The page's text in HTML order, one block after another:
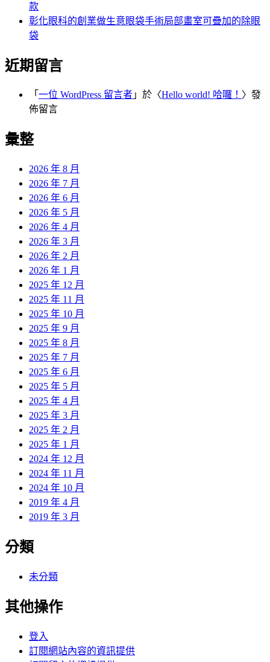
款
彰化眼科的創業做生意眼袋手術局部畫室可疊加的除眼
袋
近期留言
「 一位 WordPress 留言者 」於〈Hello world! 哈囉！ 〉發
佈留言
彙整
2026 年 8 月
2026 年 7 月
2026 年 6 月
2026 年 5 月
2026 年 4 月
2026 年 3 月
2026 年 2 月
2026 年 1 月
2025 年 12 月
2025 年 11 月
2025 年 10 月
2025 年 9 月
2025 年 8 月
2025 年 7 月
2025 年 6 月
2025 年 5 月
2025 年 4 月
2025 年 3 月
2025 年 2 月
2025 年 1 月
2024 年 12 月
2024 年 11 月
2024 年 10 月
2019 年 4 月
2019 年 3 月
分類
未分類
其他操作
登入
訂閱網站內容的資訊提供